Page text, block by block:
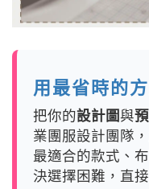
用最省時的
把你的設計圖與
業團服設計團隊
最適合的款式、
決選擇困難，直